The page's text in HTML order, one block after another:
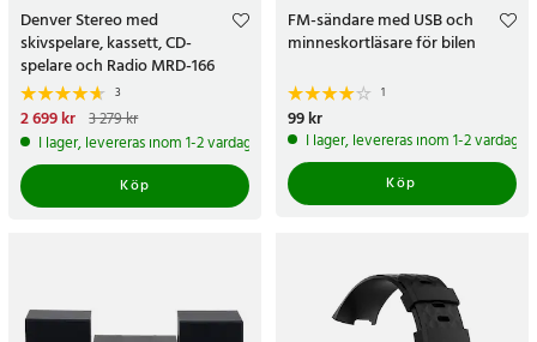
Denver Stereo med
skivspelare, kassett, CD-
spelare och Radio MRD-166
3
Nuvarande pris:
2 699 krTidigare pris:3 279 kr
2 699 kr 3 279 kr
I lager, levereras inom 1-2 vardagar
Köp
FM-sändare med USB och
minneskortläsare för bilen
1
Pris:
99 kr
I lager, levereras inom 1-2 vardagar
Köp